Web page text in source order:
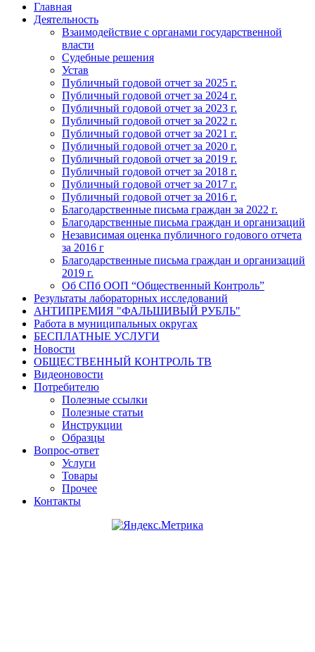
Главная
Деятельность
Взаимодействие с органами государственной
власти
Судебные решения
Устав
Публичный годовой отчет за 2025 г.
Публичный годовой отчет за 2024 г.
Публичный годовой отчет за 2023 г.
Публичный годовой отчет за 2022 г.
Публичный годовой отчет за 2021 г.
Публичный годовой отчет за 2020 г.
Публичный годовой отчет за 2019 г.
Публичный годовой отчет за 2018 г.
Публичный годовой отчет за 2017 г.
Публичный годовой отчет за 2016 г.
Благодарственные письма граждан за 2022 г.
Благодарственные письма граждан и организаций
Независимая оценка публичного годового отчета
за 2016 г
Благодарственные письма граждан и организаций
2019 г.
Об СПб ООП “Общественный Контроль”
Результаты лабораторных исследований
АНТИПРЕМИЯ "ФАЛЬШИВЫЙ РУБЛЬ"
Работа в муниципальных округах
БЕСПЛАТНЫЕ УСЛУГИ
Новости
ОБЩЕСТВЕННЫЙ КОНТРОЛЬ ТВ
Видеоновости
Потребителю
Полезные ссылки
Полезные статьи
Инструкции
Образцы
Вопрос-ответ
Услуги
Товары
Прочее
Контакты